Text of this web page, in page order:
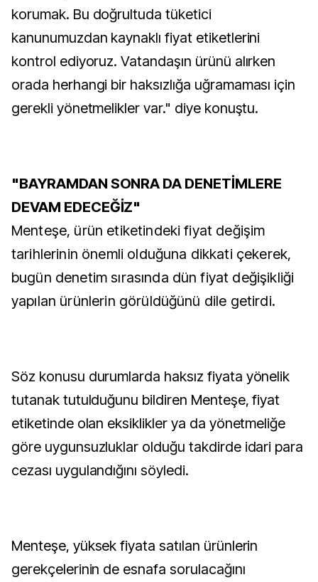
korumak. Bu doğrultuda tüketici
kanunumuzdan kaynaklı fiyat etiketlerini
kontrol ediyoruz. Vatandaşın ürünü alırken
orada herhangi bir haksızlığa uğramaması için
gerekli yönetmelikler var." diye konuştu.
"BAYRAMDAN SONRA DA DENETİMLERE
DEVAM EDECEĞİZ"
Menteşe, ürün etiketindeki fiyat değişim
tarihlerinin önemli olduğuna dikkati çekerek,
bugün denetim sırasında dün fiyat değişikliği
yapılan ürünlerin görüldüğünü dile getirdi.
Söz konusu durumlarda haksız fiyata yönelik
tutanak tutulduğunu bildiren Menteşe, fiyat
etiketinde olan eksiklikler ya da yönetmeliğe
göre uygunsuzluklar olduğu takdirde idari para
cezası uygulandığını söyledi.
Menteşe, yüksek fiyata satılan ürünlerin
gerekçelerinin de esnafa sorulacağını